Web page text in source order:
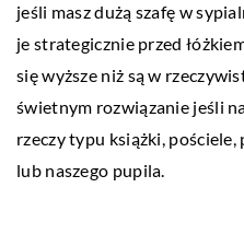
jeśli masz dużą szafę w
je strategicznie przed
się wyższe niż są w
świetnym rozwiązanie jeśli
rzeczy typu książki,
lub naszego pupila.